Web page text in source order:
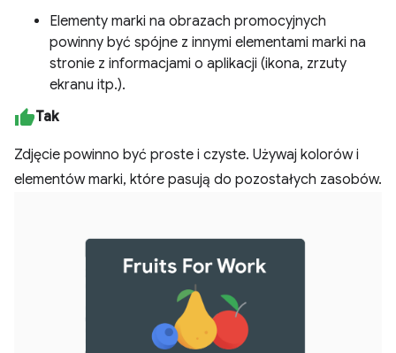
Elementy marki na obrazach promocyjnych
powinny być spójne z innymi elementami marki na
stronie z informacjami o aplikacji (ikona, zrzuty
ekranu itp.).
Tak
Zdjęcie powinno być proste i czyste. Używaj kolorów i
elementów marki, które pasują do pozostałych zasobów.